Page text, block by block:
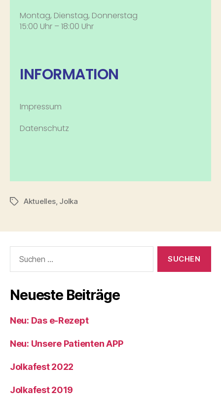
Montag, Dienstag, Donnerstag
15:00 Uhr – 18:00 Uhr
INFORMATION
Impressum
Datenschutz
Aktuelles, Jolka
Neueste Beiträge
Neu: Das e-Rezept
Neu: Unsere Patienten APP
Jolkafest 2022
Jolkafest 2019